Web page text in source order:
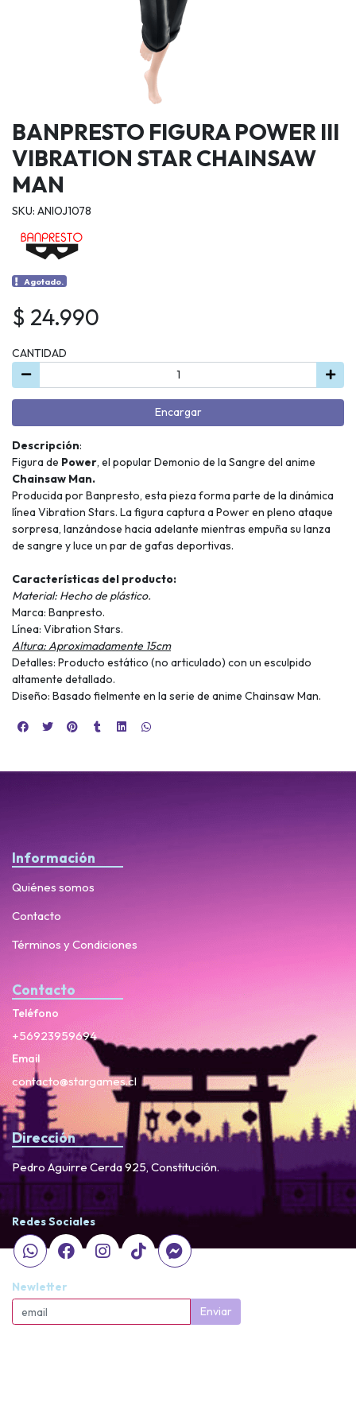
BANPRESTO FIGURA POWER III
VIBRATION STAR CHAINSAW
MAN
SKU: ANIOJ1078
Agotado.
$ 24.990
CANTIDAD
Encargar
Descripción:
Figura de Power, el popular Demonio de la Sangre del anime
Chainsaw Man.
Producida por Banpresto, esta pieza forma parte de la dinámica
línea Vibration Stars. La figura captura a Power en pleno ataque
sorpresa, lanzándose hacia adelante mientras empuña su lanza
de sangre y luce un par de gafas deportivas.
Características del producto:
Material: Hecho de plástico.
Marca: Banpresto.
Línea: Vibration Stars.
Altura: Aproximadamente 15cm
Detalles: Producto estático (no articulado) con un esculpido
altamente detallado.
Diseño: Basado fielmente en la serie de anime Chainsaw Man.
Información
Quiénes somos
Contacto
Términos y Condiciones
Contacto
Teléfono
+56923959694
Email
contacto@stargames.cl
Dirección
Pedro Aguirre Cerda 925, Constitución.
Redes Sociales
Newletter
Enviar